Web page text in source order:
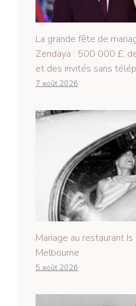
La grande fête de
Zendaya : 500 000 £,
et des invités sans
7 août 2026
Mariage au restaurant
Melbourne
5 août 2026